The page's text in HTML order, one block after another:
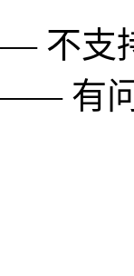
不支
有